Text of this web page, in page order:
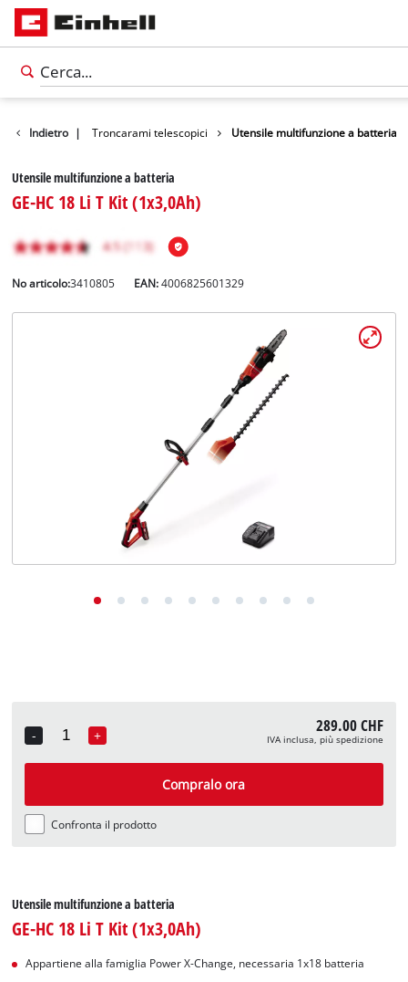
Indietro |
da giardino Troncarami telescopici Utensile multifunzione a batteria
Utensile multifunzione a batteria
GE-HC 18 Li T Kit (1x3,0Ah)
No articolo:3410805 EAN:4006825601329
-
Quantity
+ 289.00 CHF
IVA inclusa, più spedizione
Compralo ora
Confronta il prodotto
Utensile multifunzione a batteria
GE-HC 18 Li T Kit (1x3,0Ah)
Appartiene alla famiglia Power X-Change, necessaria 1x18 batteria